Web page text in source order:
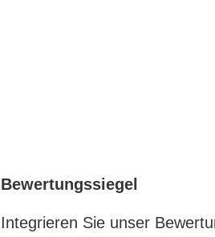
Bewertungssiegel
Integrieren Sie unser